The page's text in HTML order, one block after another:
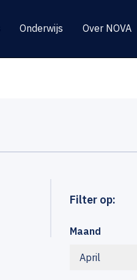
Onderwijs Over NOVA
Filter op:
Maand
April